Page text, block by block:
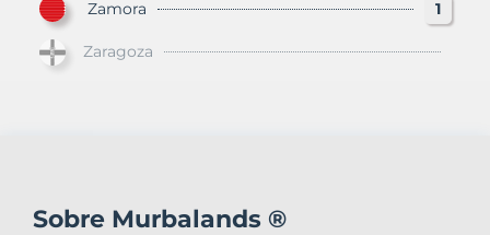
Zamora 1
Zaragoza
Sobre Murbalands ®